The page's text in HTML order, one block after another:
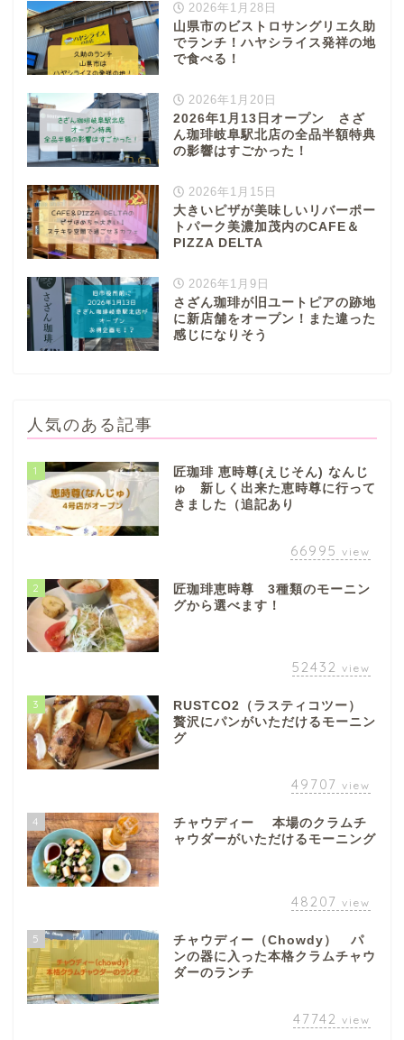
2026年1月28日
山県市のビストロサングリエ久助
でランチ！ハヤシライス発祥の地
で食べる！
2026年1月20日
2026年1月13日オープン さざ
ん珈琲岐阜駅北店の全品半額特典
の影響はすごかった！
2026年1月15日
大きいピザが美味しいリバーポー
トパーク美濃加茂内のCAFE＆
PIZZA DELTA
2026年1月9日
さざん珈琲が旧ユートピアの跡地
に新店舗をオープン！また違った
感じになりそう
人気のある記事
1
匠珈琲 恵時尊(えじそん) なんじ
ゅ 新しく出来た恵時尊に行って
きました（追記あり
66995 view
2
匠珈琲恵時尊 3種類のモーニン
グから選べます！
52432 view
3
RUSTCO2（ラスティコツー）
贅沢にパンがいただけるモーニン
グ
49707 view
4
チャウディー 本場のクラムチ
ャウダーがいただけるモーニング
48207 view
5
チャウディー（Chowdy） パ
ンの器に入った本格クラムチャウ
ダーのランチ
47742 view
ぎふまるけとは。
ぎふまるけ内の記事と写真
（画像）＆掲載情報につい
ての注意事項など
岐阜地域
岐阜市
各務原市
西濃地域